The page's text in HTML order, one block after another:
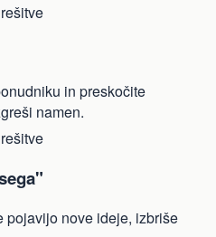
in preskočite
namen.
pojavijo nove ideje, izbriše